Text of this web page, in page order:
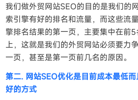
我们做外贸网站SEO的目的是我们的
索引擎有好的排名和流量，而这些流
擎排名结果的第一页，主要集中在前
上，这就是我们的外贸网站必须要力
一页，甚至是第一页前几名的原因。
第二. 网站SEO优化是目前成本最低
好的方式